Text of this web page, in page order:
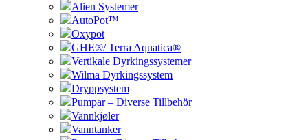
Alien Systemer
AutoPot™
Oxypot
GHE®/ Terra Aquatica®
Vertikale Dyrkingssystemer
Wilma Dyrkingssystem
Dryppsystem
Pumpar – Diverse Tillbehör
Vannkjøler
Vanntanker